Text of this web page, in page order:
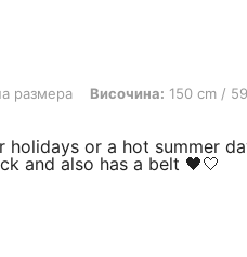
Височина: 150 cm / 59 in, Цвят:
размера Височина: 150 cm /
or a hot summer
and also has a belt 🖤🤍